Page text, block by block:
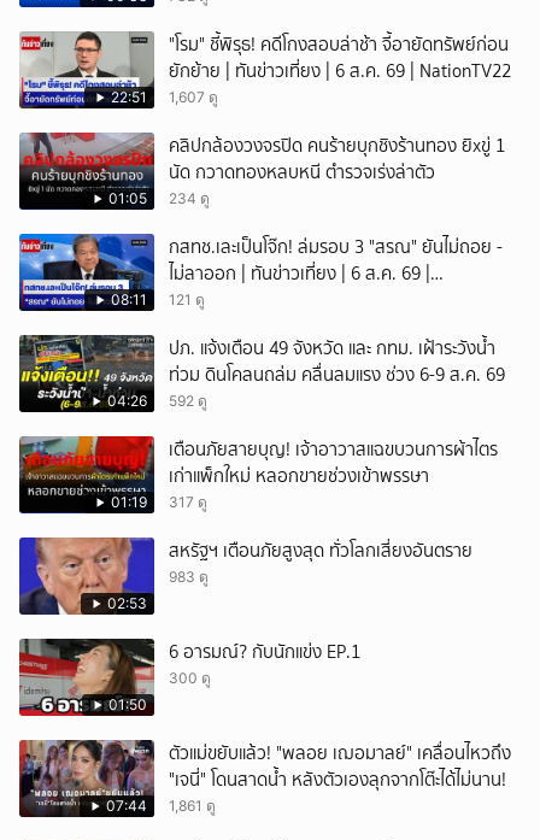
22:51
"โรม" ชี้พิรุธ! คดีโกงสอบล่าช้า จี้อายัดทรัพย์ก่อน
ยักย้าย | ทันข่าวเที่ยง | 6 ส.ค. 69 | NationTV22
1,607 ดู
01:05
คลิปกล้องวงจรปิด คนร้ายบุกชิงร้านทอง ยิxขู่ 1
นัด กวาดทองหลบหนี ตำรวจเร่งล่าตัว
234 ดู
08:11
กสทช.เละเป็นโจ๊ก! ล่มรอบ 3 "สรณ" ยันไม่ถอย -
ไม่ลาออก | ทันข่าวเที่ยง | 6 ส.ค. 69 |
NationTV22
121 ดู
04:26
ปภ. แจ้งเตือน 49 จังหวัด และ กทม. เฝ้าระวังน้ำ
ท่วม ดินโคลนถล่ม คลื่นลมแรง ช่วง 6-9 ส.ค. 69
592 ดู
01:19
เตือนภัยสายบุญ! เจ้าอาวาสแฉขบวนการผ้าไตร
เก่าแพ็กใหม่ หลอกขายช่วงเข้าพรรษา
317 ดู
02:53
สหรัฐฯ เตือนภัยสูงสุด ทั่วโลกเสี่ยงอันตราย
983 ดู
01:50
6 อารมณ์? กับนักแข่ง EP.1
300 ดู
07:44
ตัวแม่ขยับแล้ว! "พลอย เฌอมาลย์" เคลื่อนไหวถึง
"เจนี่" โดนสาดน้ำ หลังตัวเองลุกจากโต๊ะได้ไม่นาน!
1,861 ดู